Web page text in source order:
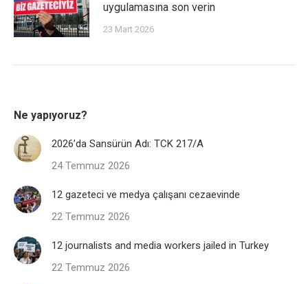
uygulamasına son verin
23 Mart 2026
Ne yapıyoruz?
2026’da Sansürün Adı: TCK 217/A
24 Temmuz 2026
12 gazeteci ve medya çalışanı cezaevinde
22 Temmuz 2026
12 journalists and media workers jailed in Turkey
22 Temmuz 2026